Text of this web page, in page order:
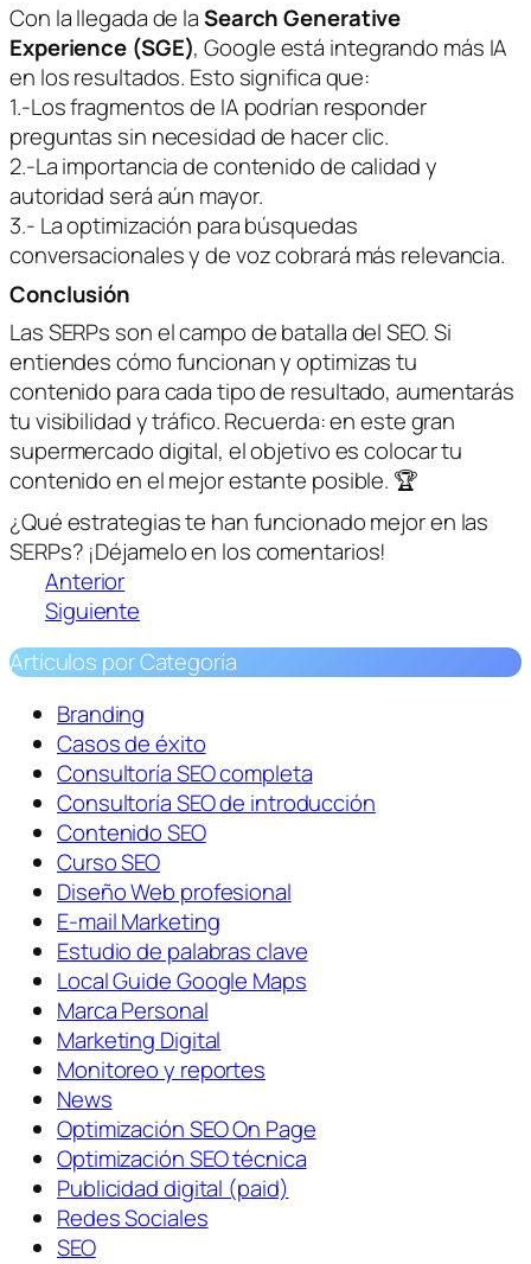
Con la llegada de laSearch Generative
Experience (SGE), Google está integrando más IA
en los resultados. Esto significa que:
1.-Los fragmentos de IA podrían responder
preguntas sin necesidad de hacer clic.
2.-La importancia de contenido de calidad y
autoridad será aún mayor.
3.- La optimización para búsquedas
conversacionales y de voz cobrará más relevancia.
Conclusión
Las SERPs son el campo de batalla del SEO. Si
entiendes cómo funcionan y optimizas tu
contenido para cada tipo de resultado, aumentarás
tu visibilidad y tráfico. Recuerda: en este gran
supermercado digital, el objetivo es colocar tu
contenido en el mejor estante posible. 🏆
¿Qué estrategias te han funcionado mejor en las
SERPs? ¡Déjamelo en los comentarios!
Anterior
Siguiente
Artículos por Categoría
Branding
Casos de éxito
Consultoría SEO completa
Consultoría SEO de introducción
Contenido SEO
Curso SEO
Diseño Web profesional
E-mail Marketing
Estudio de palabras clave
Local Guide Google Maps
Marca Personal
Marketing Digital
Monitoreo y reportes
News
Optimización SEO On Page
Optimización SEO técnica
Publicidad digital (paid)
Redes Sociales
SEO